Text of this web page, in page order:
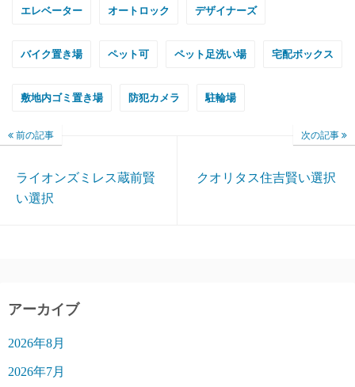
エレベーター オートロック デザイナーズ
バイク置き場 ペット可 ペット足洗い場 宅配ボックス
敷地内ゴミ置き場 防犯カメラ 駐輪場
前の記事
ライオンズミレス蔵前賢
い選択
次の記事
クオリタス住吉賢い選択
アーカイブ
2026年8月
2026年7月